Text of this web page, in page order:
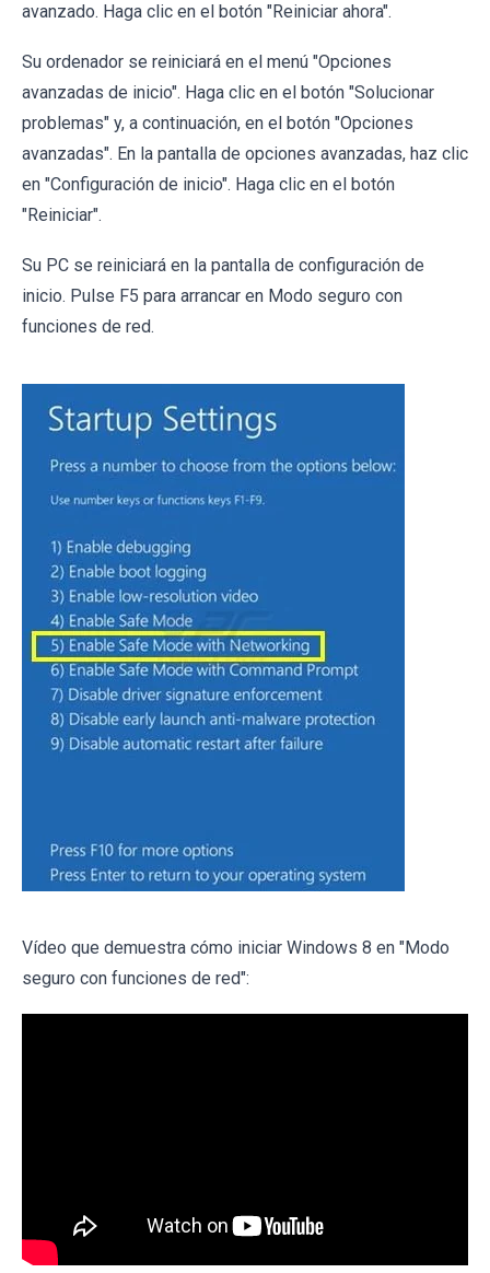
avanzado. Haga clic en el botón "Reiniciar ahora".
Su ordenador se reiniciará en el menú "Opciones
avanzadas de inicio". Haga clic en el botón "Solucionar
problemas" y, a continuación, en el botón "Opciones
avanzadas". En la pantalla de opciones avanzadas, haz clic
en "Configuración de inicio". Haga clic en el botón
"Reiniciar".
Su PC se reiniciará en la pantalla de configuración de
inicio. Pulse F5 para arrancar en Modo seguro con
funciones de red.
Vídeo que demuestra cómo iniciar Windows 8 en "Modo
seguro con funciones de red":